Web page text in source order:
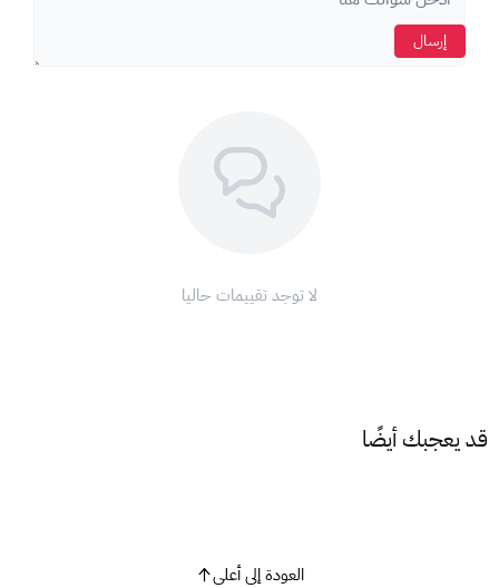
عن طريق التطبيق:
تحميله على هاتفك الذكي
هذه البطاقة مخصصة لخطوط اتصالات الإماراتية فقط.
إرسال
لا توجد تقييمات حاليا
قد يعجبك أيضًا
العودة إلى أعلى